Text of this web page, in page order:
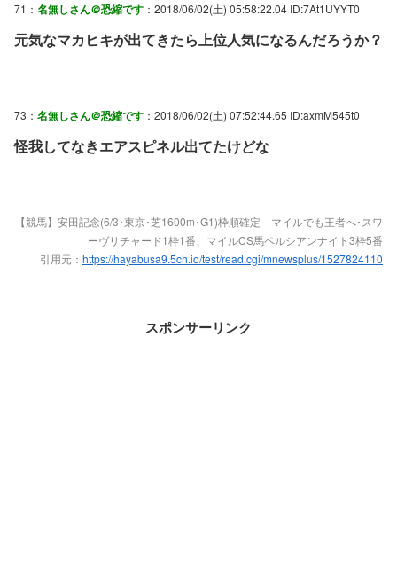
71： 名無しさん＠恐縮です ：2018/06/02(土) 05:58:22.04 ID:7At1UYYT0
元気なマカヒキが出てきたら上位人気になるんだろうか？
73： 名無しさん＠恐縮です ：2018/06/02(土) 07:52:44.65 ID:axmM545t0
怪我してなきエアスピネル出てたけどな
【競馬】安田記念(6/3･東京･芝1600m･G1)枠順確定 マイルでも王者へ･スワ
ーヴリチャード1枠1番、マイルCS馬ペルシアンナイト3枠5番
引用元： https://hayabusa9.5ch.io/test/read.cgi/mnewsplus/1527824110
スポンサーリンク